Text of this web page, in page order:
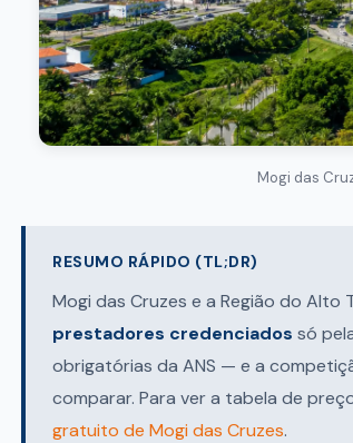
Mogi das
RESUMO RÁPIDO (TL;DR)
Mogi das Cruzes e a Região do Alto
prestadores credenciados só
obrigatórias da ANS — e a
comparar. Para ver a tabela de
gratuito de Mogi das Cruzes.